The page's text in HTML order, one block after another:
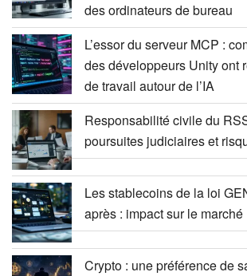
des ordinateurs de bureau
L’essor du serveur MCP :
des développeurs Unity ont
de travail autour de l’IA
Responsabilité civile du
poursuites judiciaires et
Les stablecoins de la loi
après : impact sur le marché
Crypto : une préférence de